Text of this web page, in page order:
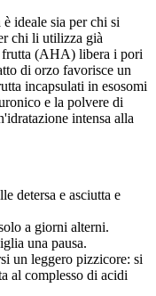
ideale sia per chi si
chi li utilizza già
frutta (AHA) libera i pori
di orzo favorisce un
incapsulati in esosomi
e la polvere di
intensa alla
detersa e asciutta e
a giorni alterni.
una pausa.
un leggero pizzicore: si
al complesso di acidi